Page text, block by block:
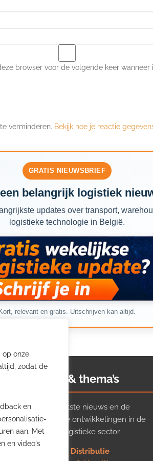
op onze
zodat de
en
aan. Met
en video's
browser voor de volgende keer wanneer
verminderen. Bekijk hoe je reactie
GRATIS NIEUWSBRIEF
belangrijk logistiek
updates over transport,
logistieke technologie in België.
Kort, relevant en gratis. Uitschrijven kan altijd.
Nieuws & thema’s
Volg het laatste nieuws en de
belangrijkste ontwikkelingen in de
Belgische logistieke sector.
Transport & Distributie